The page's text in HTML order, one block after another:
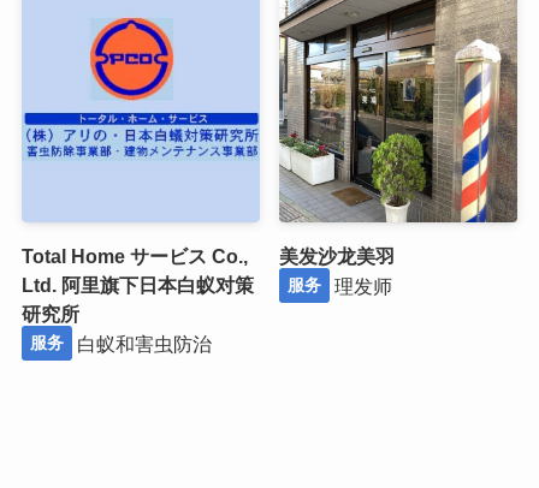
Total Home サービス Co.,
Ltd. 阿里旗下日本白蚁对策
研究所
服务 白蚁和害虫防治
美发沙龙美羽
服务 理发师